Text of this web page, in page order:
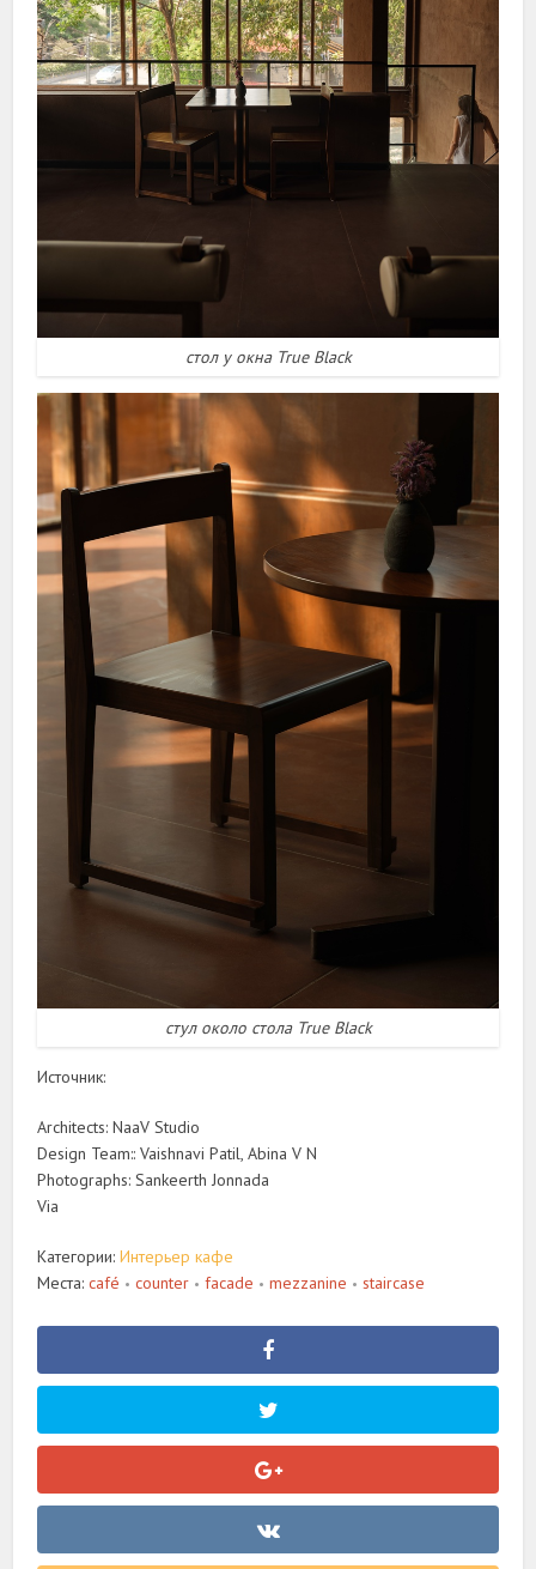
стол у окна True Black
стул около стола True Black
Источник:
Architects: NaaV Studio
Design Team:: Vaishnavi Patil, Abina V N
Photographs: Sankeerth Jonnada
Via
Категории:Интерьер кафе
Места:café • counter • facade • mezzanine • staircase